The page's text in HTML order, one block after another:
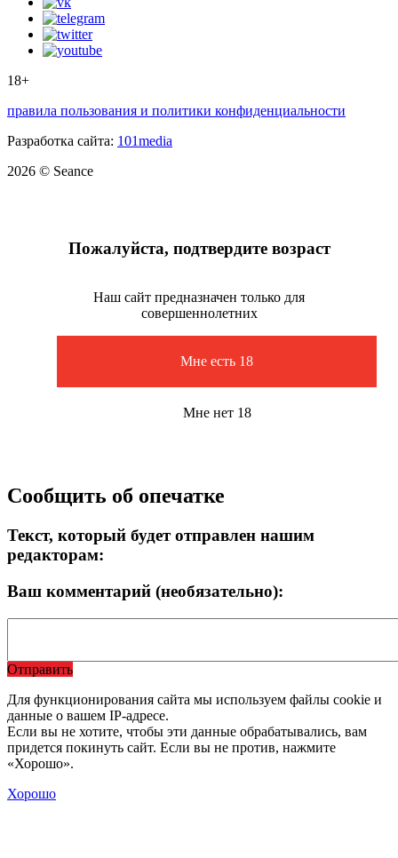
18+
правила пользования и политики конфиденциальности
Разработка сайта: 101media
2026 © Seance
Пожалуйста, подтвердите возраст
Наш сайт предназначен только для
совершеннолетних
Мне есть 18
Мне нет 18
Сообщить об опечатке
Текст, который будет отправлен нашим
редакторам:
Ваш комментарий (необязательно):
Отправить
Для функционирования сайта мы используем файлы cookie и
данные о вашем IP-адресе.
Если вы не хотите, чтобы эти данные обрабатывались, вам
придется покинуть сайт. Если вы не против, нажмите
«Хорошо».
Хорошо